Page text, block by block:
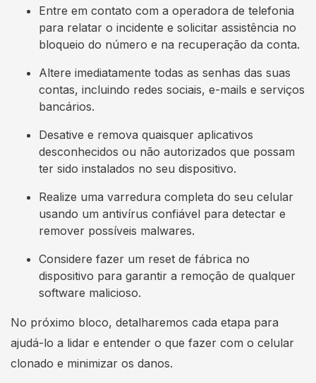
Entre em contato com a operadora de telefonia
para relatar o incidente e solicitar assistência no
bloqueio do número e na recuperação da conta.
Altere imediatamente todas as senhas das suas
contas, incluindo redes sociais, e-mails e serviços
bancários.
Desative e remova quaisquer aplicativos
desconhecidos ou não autorizados que possam
ter sido instalados no seu dispositivo.
Realize uma varredura completa do seu celular
usando um antivírus confiável para detectar e
remover possíveis malwares.
Considere fazer um reset de fábrica no
dispositivo para garantir a remoção de qualquer
software malicioso.
No próximo bloco, detalharemos cada etapa para
ajudá-lo a lidar e entender o que fazer com o celular
clonado e minimizar os danos.